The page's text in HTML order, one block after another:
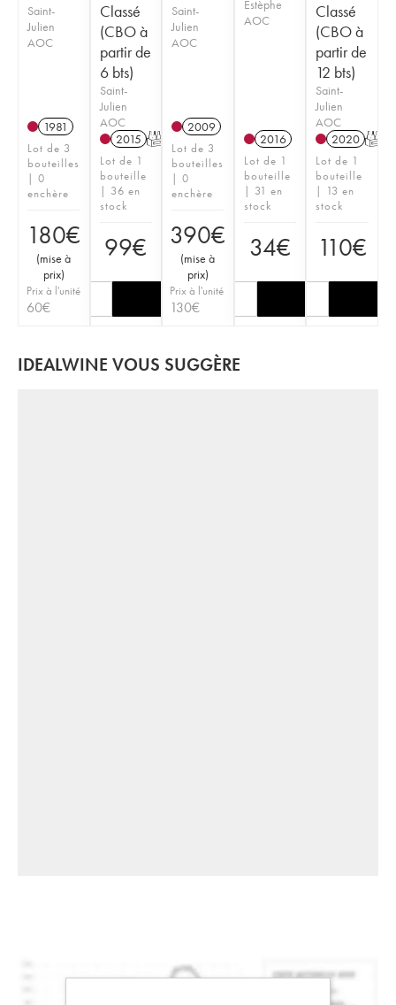
Saint-
Julien
AOC
1981
Lot de 3
bouteilles
| 0
enchère
180€
(mise à
prix)
Prix à l'unité
60€
Classé
(CBO à
partir de
6 bts)
Saint-
Julien
AOC
2015 T
Lot de 1
bouteille
| 36 en
stock
99€
Saint-
Julien
AOC
2009
Lot de 3
bouteilles
| 0
enchère
390€
(mise à
prix)
Prix à l'unité
130€
Estèphe
AOC
2016
Lot de 1
bouteille
| 31 en
stock
34€
Classé
(CBO à
partir de
12 bts)
Saint-
Julien
AOC
2020 T
Lot de 1
bouteille
| 13 en
stock
110€
IDEALWINE VOUS SUGGÈRE